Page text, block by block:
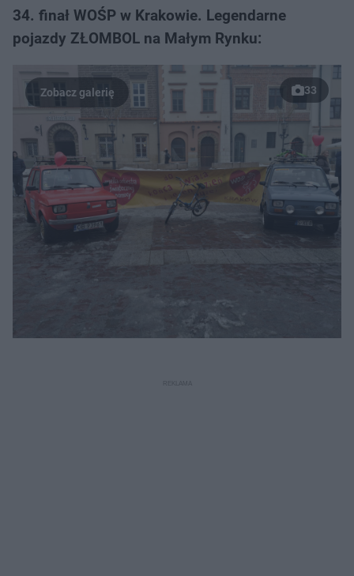
34. finał WOŚP w Krakowie. Legendarne
pojazdy ZŁOMBOL na Małym Rynku:
33